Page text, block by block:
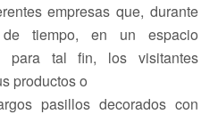
empresas que, durante
tiempo, en un espacio
para tal fin, los visitantes
productos o
pasillos decorados con